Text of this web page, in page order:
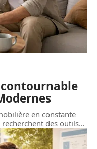
en constante
des outils…